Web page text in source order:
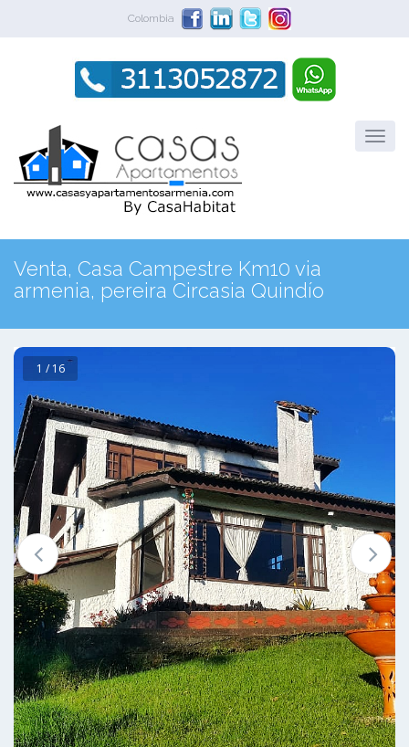
Colombia
Venta, Casa Campestre Km10 via
armenia, pereira Circasia Quindío
1 / 16